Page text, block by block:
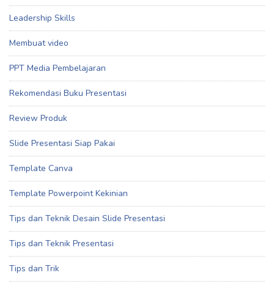
Leadership Skills
Membuat video
PPT Media Pembelajaran
Rekomendasi Buku Presentasi
Review Produk
Slide Presentasi Siap Pakai
Template Canva
Template Powerpoint Kekinian
Tips dan Teknik Desain Slide Presentasi
Tips dan Teknik Presentasi
Tips dan Trik